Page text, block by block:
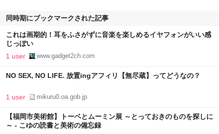
同時期にブックマークされた記事
これは画期的！耳をふさがずに音楽を楽しめるイヤフォンがいい感
じっぽい
1 user www.gadget2ch.com
NO SEX, NO LIFE. 放置ingアフィリ【無尽蔵】ってどうなの？
1 user mikuru0.oa.gob.jp
【福岡市美術館】トーベとムーミン展 ～とっておきのものを探しに
～ - こゆの読書と美術の備忘録